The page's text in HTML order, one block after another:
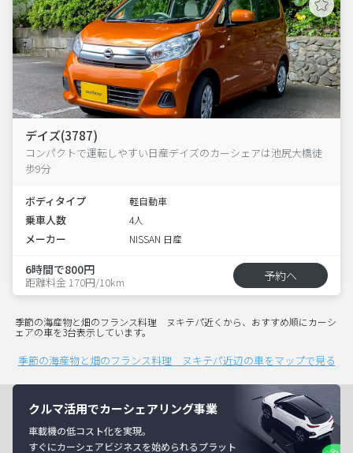
デイズ(3787)
コンパクトで運転しやすい日産デイズのカーシェアは池尻大橋徒
歩9分
ボディタイプ 軽自動車
乗車人数 4人
メーカー NISSAN 日産
6時間で800円
距離料金 170円/10km 予約へ
季節の海産物と畑のフランス料理 ヌキテパ近くから、おすすめ順にカーシ
ェアの車を3台表示しています。
季節の海産物と畑のフランス料理 ヌキテパ近辺の車をマップで見る
クルマ活用でカーシェアリング事業
車載機の低コスト化を実現。
すぐにカーシェアビジネスを始められるプラット